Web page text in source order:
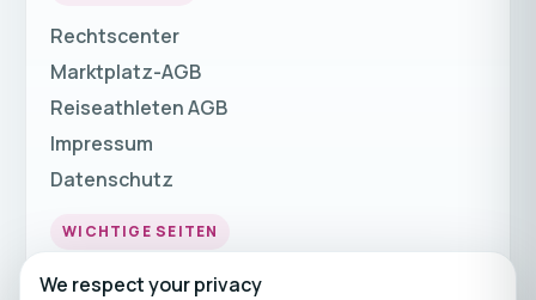
Rechtscenter
Marktplatz-AGB
Reiseathleten AGB
Impressum
Datenschutz
WICHTIGE SEITEN
Fitnessurlaub
We respect your privacy